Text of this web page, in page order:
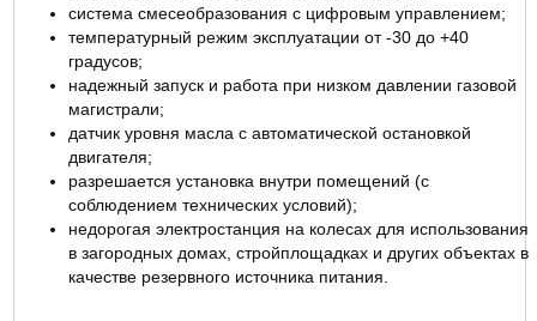
система смесеобразования с цифровым управлением;
температурный режим эксплуатации от -30 до +40
градусов;
надежный запуск и работа при низком давлении газовой
магистрали;
датчик уровня масла с автоматической остановкой
двигателя;
разрешается установка внутри помещений (с
соблюдением технических условий);
недорогая электростанция на колесах для использования
в загородных домах, стройплощадках и других объектах в
качестве резервного источника питания.